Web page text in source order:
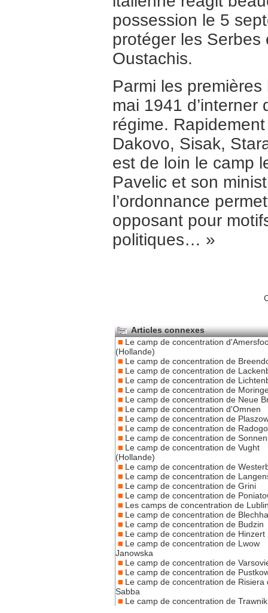
possession le 5
protéger les Serbes
Oustachis.
Parmi les
mai 1941
régime.
Dakovo, Sisak,
est de loin le camp
Pavelic et son
l’ordonnance
opposant pour
politiques… »
Articles connexes
Le camp de concentration
(Hollande)
Le camp de concentration de
Le camp de concentration de
Le camp de concentration de
Le camp de concentration de
Le camp de concentration de Neue
Le camp de concentration d'Omnen
Le camp de concentration de
Le camp de concentration de
Le camp de concentration de
Le camp de concentration de Vught
(Hollande)
Le camp de concentration de
Le camp de concentration de
Le camp de concentration de Grini
Le camp de concentration de
Les camps de concentration de
Le camp de concentration de
Le camp de concentration de Budzin
Le camp de concentration de Hinzert
Le camp de concentration de Lwow
Janowska
Le camp de concentration de
Le camp de concentration de
Le camp de concentration de Risiera
Sabba
Le camp de concentration de